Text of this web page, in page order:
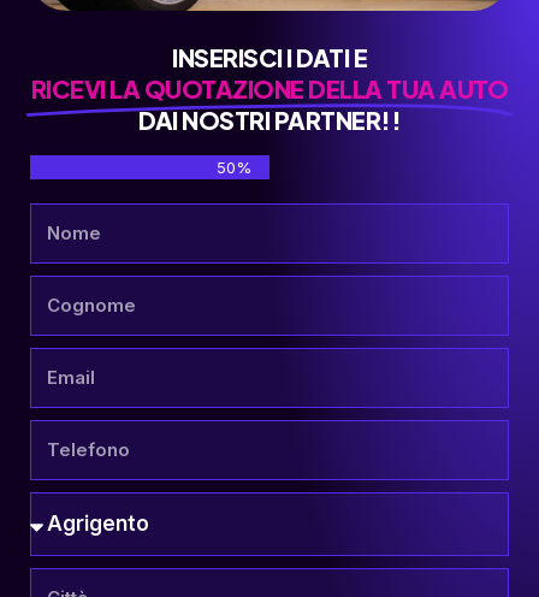
INSERISCI I DATI E
RICEVI LA QUOTAZIONE DELLA TUA AUTO
DAI NOSTRI PARTNER!!
50%